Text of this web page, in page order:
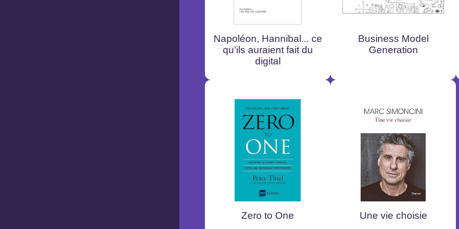
Napoléon, Hannibal... ce
qu'ils auraient fait du
digital
Business Model
Generation
Zero to One Une vie choisie